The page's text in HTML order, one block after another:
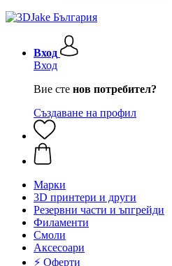
Вход
Вход
Вие сте нов потребител?
Създаване на профил
Mарки
3D принтери и други
Резервни части и ъпгрейди
Филаменти
Смоли
Аксесоари
⚡ Оферти